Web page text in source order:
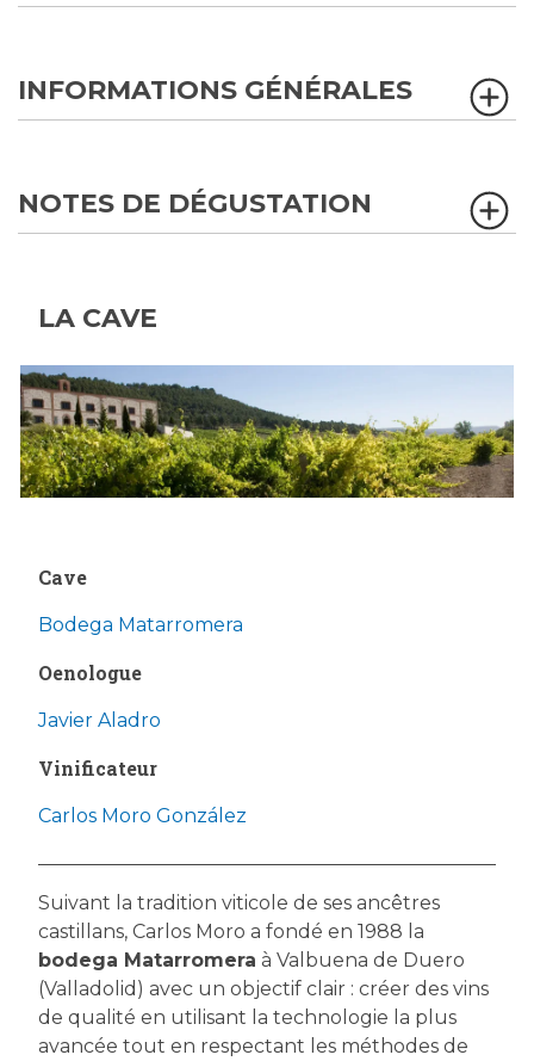
INFORMATIONS GÉNÉRALES
NOTES DE DÉGUSTATION
LA CAVE
Cave
Bodega Matarromera
Oenologue
Javier Aladro
Vinificateur
Carlos Moro González
Suivant la tradition viticole de ses ancêtres
castillans, Carlos Moro a fondé en 1988 la
bodega Matarromera à Valbuena de Duero
(Valladolid) avec un objectif clair : créer des vins
de qualité en utilisant la technologie la plus
avancée tout en respectant les méthodes de